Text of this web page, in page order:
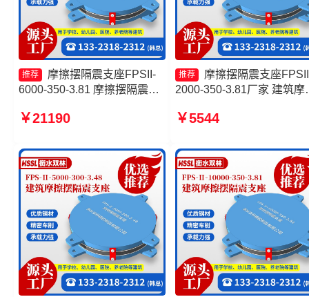
推荐
摩擦摆隔震支座FPSII-
6000-350-3.81 摩擦摆隔震支
摩擦摆减隔震支座生产厂家 建
￥21190
推荐
摩擦摆隔震支座
2000-350-3.81厂家 建筑摩
擦摆隔震支座FPSII-8000-
厂家
￥5544